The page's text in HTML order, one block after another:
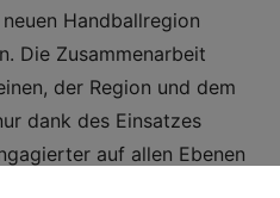
Handballregion
Die Zusammenarbeit
der Region und dem
dank des Einsatzes
auf allen Ebenen